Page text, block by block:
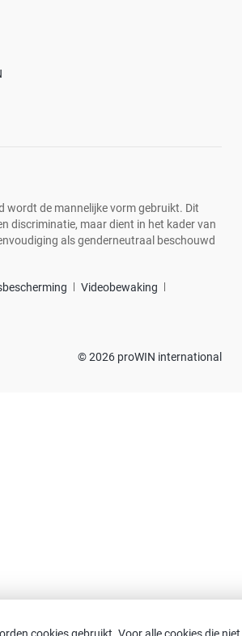
wordt de mannelijke vorm gebruikt. Dit
discriminatie, maar dient in het kader van
als genderneutraal beschouwd
Videobewaking
© 2026 proWIN international